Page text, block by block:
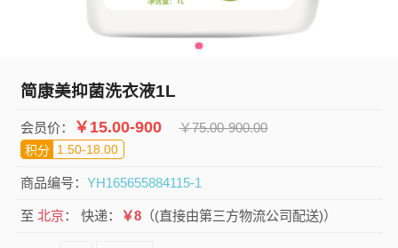
简康美抑菌洗衣液1L
会员价： ￥ 15.00-900 ￥75.00-900.00
积分 1.50-18.00
商品编号：YH165655884115-1
至北京：快递： ￥8 （(直接由第三方物流公司配送)）